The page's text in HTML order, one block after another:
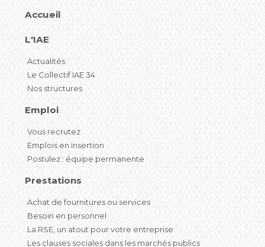
Accueil
L'IAE
Actualités
Le Collectif IAE 34
Nos structures
Emploi
Vous recrutez
Emplois en insertion
Postulez : équipe permanente
Prestations
Achat de fournitures ou services
Besoin en personnel
La RSE, un atout pour votre entreprise
Les clauses sociales dans les marchés publics